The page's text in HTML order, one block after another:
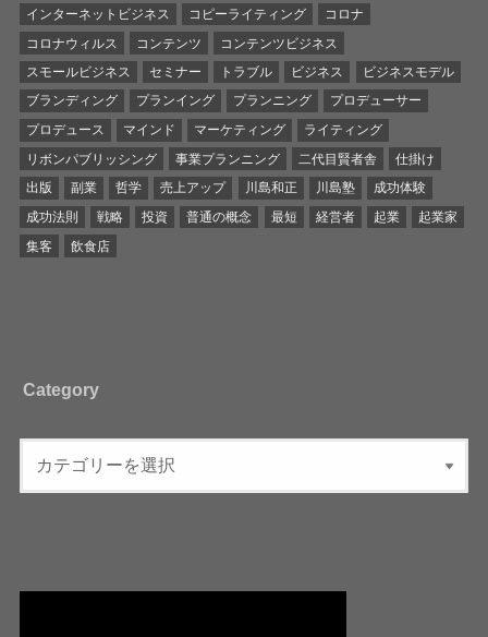
インターネットビジネス
コピーライティング
コロナ
コロナウィルス
コンテンツ
コンテンツビジネス
スモールビジネス
セミナー トラブル ビジネス
ビジネスモデル
ブランディング
プランイング プランニング
プロデューサー
プロデュース
マインド マーケティング
ライティング
リボンパブリッシング
事業プランニング 二代目賢者舎
仕掛け
出版
副業 哲学 売上アップ 川島和正 川島塾
成功体験
成功法則
戦略 投資 普通の概念 最短 経営者 起業
起業家
集客
飲食店
Category